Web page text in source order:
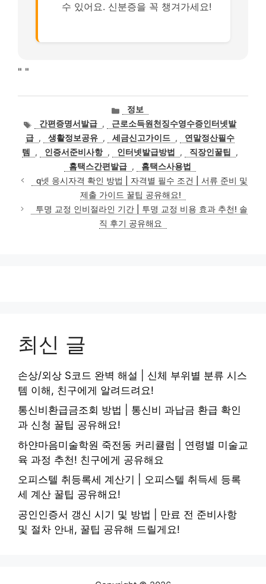
수 있어요. 신분증을 꼭 챙겨가세요!
" "
카
테
고
리
정보
태간편증명서발급 ,
근로소득원천징수영수증인터넷발
급 , 생활정보공유 , 세금신고가이드 ,
연말정산필수
템
, 인증서준비사항 , 인터넷발급방법 , 직장인꿀팁
,
홈택스간편발급 ,
홈택스사용법
q넷 응시자격 확인 방법 | 자격별 필수 조건 | 서류 준비 및
제출 가이드 꿀팁 공유해요!
투명 교정 인비절라인 기간 | 투명 교정 비용 효과 추천! 솔
직 후기 공유해요
최신 글
손상/외상 S코드 완벽 해설 | 신체 부위별 분류 시스
템 이해, 친구에게 알려드려요!
통신비환급금조회 방법 | 통신비 과납금 환급 확인
과 신청 꿀팁 공유해요!
하얀마음미술학원 죽전동 커리큘럼 | 연령별 미술교
육 과정 추천! 친구에게 공유해요
오피스텔 취등록세 계산기 | 오피스텔 취득세 등록
세 계산 꿀팁 공유해요!
공인인증서 갱신 시기 및 방법 | 만료 전 준비사항
및 절차 안내, 꿀팁 공유해 드릴게요!